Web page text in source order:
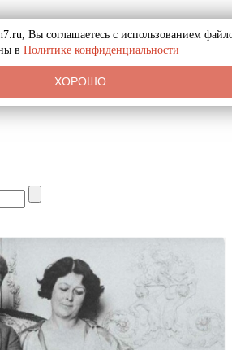
Вы соглашаетесь с использованием
в Политике конфиденциальности
ХОРОШО